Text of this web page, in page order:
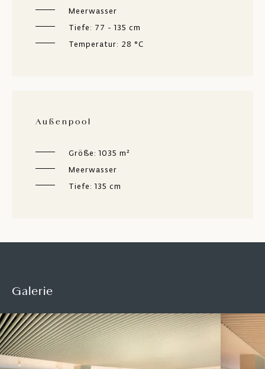
Meerwasser
Tiefe: 77 - 135 cm
Temperatur: 28 °C
Außenpool
Größe: 1035 m²
Meerwasser
Tiefe: 135 cm
Galerie